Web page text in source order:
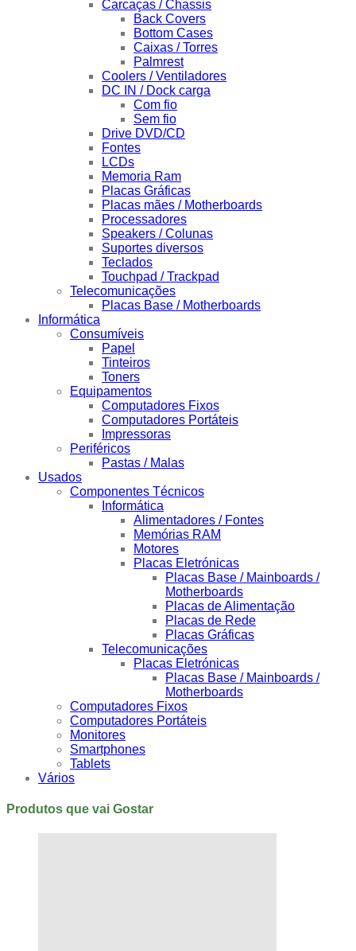
Carcaças / Chassis
Back Covers
Bottom Cases
Caixas / Torres
Palmrest
Coolers / Ventiladores
DC IN / Dock carga
Com fio
Sem fio
Drive DVD/CD
Fontes
LCDs
Memoria Ram
Placas Gráficas
Placas mães / Motherboards
Processadores
Speakers / Colunas
Suportes diversos
Teclados
Touchpad / Trackpad
Telecomunicações
Placas Base / Motherboards
Informática
Consumíveis
Papel
Tinteiros
Toners
Equipamentos
Computadores Fixos
Computadores Portáteis
Impressoras
Periféricos
Pastas / Malas
Usados
Componentes Técnicos
Informática
Alimentadores / Fontes
Memórias RAM
Motores
Placas Eletrónicas
Placas Base / Mainboards /
Motherboards
Placas de Alimentação
Placas de Rede
Placas Gráficas
Telecomunicações
Placas Eletrónicas
Placas Base / Mainboards /
Motherboards
Computadores Fixos
Computadores Portáteis
Monitores
Smartphones
Tablets
Vários
Produtos que vai Gostar